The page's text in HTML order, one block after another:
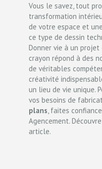
Vous le savez, tout
transformation
de votre espace et
ce type de dessin
Donner vie à un
crayon répond à des
de véritables
créativité
un lieu de vie unique.
vos besoins de
plans , faites
Agencement.
article.